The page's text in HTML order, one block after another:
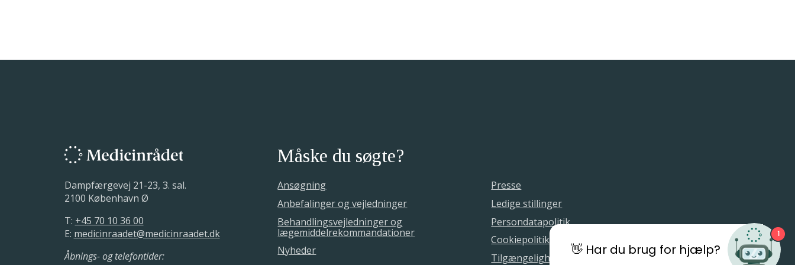
Dampfærgevej 21-23, 3. sal.
2100 København Ø
T: +45 70 10 36 00
E: medicinraadet@medicinraadet.dk
Åbnings- og telefontider:
Måske du søgte?
Ansøgning
Anbefalinger og vejledninger
Behandlingsvejledninger og
lægemiddelrekommandationer
Nyheder
Presse
Ledige stillinger
Persondatapolitik
Cookiepolitik
Tilgængelighedserklæring
👋 Har du brug for hjælp?
1